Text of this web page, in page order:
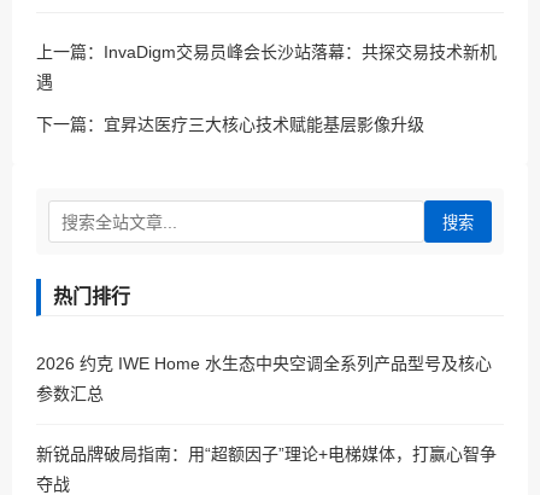
上一篇： InvaDigm交易员峰会长沙站落幕：共探交易技术新机
遇
下一篇： 宜昇达医疗三大核心技术赋能基层影像升级
搜索
热门排行
2026 约克 IWE Home 水生态中央空调全系列产品型号及核心
参数汇总
新锐品牌破局指南：用“超额因子”理论+电梯媒体，打赢心智争
夺战